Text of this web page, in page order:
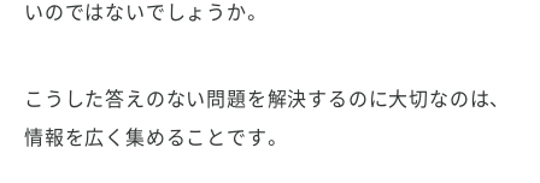
いのではないでしょうか。
こうした答えのない問題を解決するのに大切なのは、
情報を広く集めることです。